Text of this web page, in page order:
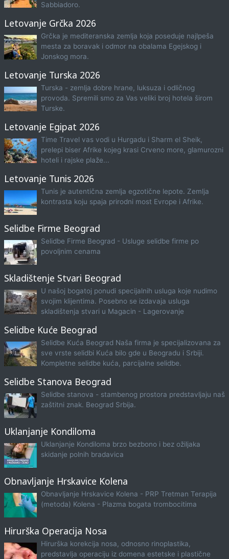
Sabbiadoro.
Letovanje Grčka 2026
Grčka je mediteranska zemlja koja poseduje najlpeša
mesta za boravak i odmor na obalama Egejskog i
Jonskog mora.
Letovanje Turska 2026
Turska - zemlja dobre hrane, luksuza i odličnog
provoda. Spremili smo za Vas veliki broj hotela širom
Turske.
Letovanje Egipat 2026
Time Travel vas vodi u Hurgadu i Sharm el Sheik,
prelepi biser Afrike kojeg krasi Crveno more, glamurozni
hoteli i rajske plaže...
Letovanje Tunis 2026
Tunis je autentična zemlja egzotične lepote. Zemlja
kontrasta koju spaja prirodni most Evrope i Afrike.
Selidbe Firme Beograd
Selidbe Firme Beograd - Usluge selidbe firme po
povoljnim cenama
Skladištenje Stvari Beograd
U našoj bogatoj ponudi specijalnih usluga koje nudimo
svojim klijentima. Posebno se izdavaja usluga
skladištenja stvari u Magacin - Lagerovanje
Selidbe Kuće Beograd
Selidbe Kuća Beograd Naša firma je specijalizovana za
sve vrste selidbi Kuća bilo gde u Beogradu i Srbiji.
Kompletne selidbe kuća, parcijalne selidbe.
Selidbe Stanova Beograd
Selidbe stanova - stambenog prostora predstavljaju naš
zaštitni znak. Beograd Srbija.
Uklanjanje Kondiloma
Uklanjanje Kondiloma brzo bezbono i bez ožiljaka
skidanje polnih bradavica
Obnavljanje Hrskavice Kolena
Obnavljanje Hrskavice Kolena - PRP Tretman Terapija
(metoda) Kolena - Plazma bogata trombocitima
Hirurška Operacija Nosa
Hirurška korekcija nosa, odnosno rinoplastika,
predstavlja operaciju iz domena estetske i plastične